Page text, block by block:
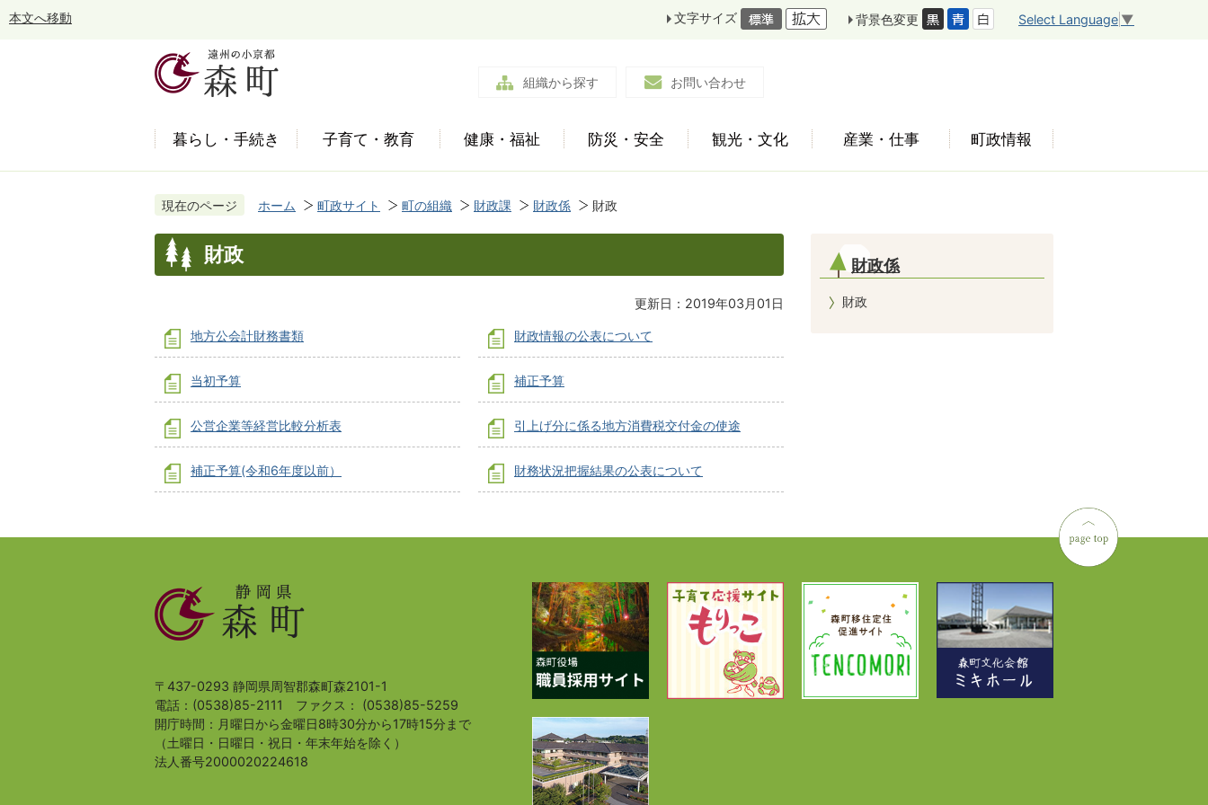
本文へ移動 文字サイズ 背景色変更 Select Language ▼
組織から探す お問い合わせ
暮らし・手続き 子育て・教育 健康・福祉 防災・安全 観光・文化 産業・仕事 町政情報
現在のページ ホーム 町政サイト 町の組織 財政課 財政係 財政
財政
更新日：2019年03月01日
地方公会計財務書類 財政情報の公表について
当初予算 補正予算
公営企業等経営比較分析表 引上げ分に係る地方消費税交付金の使途
補正予算(令和6年度以前） 財務状況把握結果の公表について
財政係
財政
静
岡
県
〒437-0293 静岡県周智郡森町森2101-1
電話：(0538)85-2111 ファクス： (0538)85-5259
開庁時間：月曜日から金曜日8時30分から17時15分まで
（土曜日・日曜日・祝日・年末年始を除く）
法人番号2000020224618